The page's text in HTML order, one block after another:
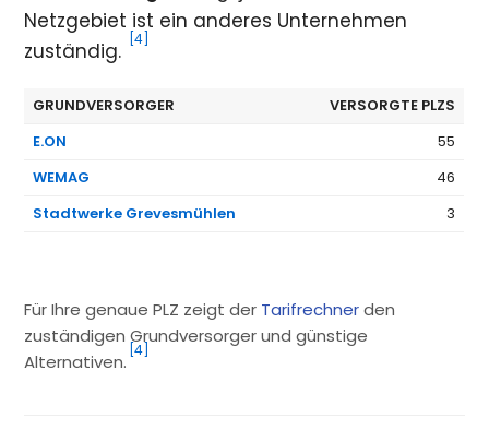
Netzgebiet ist ein anderes Unternehmen
zuständig.
[4]
GRUNDVERSORGER
VERSORGTE PLZS
E.ON
55
WEMAG
46
Stadtwerke Grevesmühlen
3
Für Ihre genaue PLZ zeigt der Tarifrechnerden
zuständigen Grundversorger und günstige
Alternativen.
[4]